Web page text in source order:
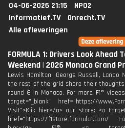
04-06-2026 21:15
NPO2
Informatief.TV
Onrecht.TV
Alle afleveringen
FORMULA 1: Drivers Look Ahead
Weekend | 2026 Monaco Grand
Lewis Hamilton, George Russell, Lando
the rest of the grid share their
round 6 in Monaco. For more F1®
target="_blank" href="https://
Visit">Klik hier</a> our store: <a
href="https://f1store.formula1.com/